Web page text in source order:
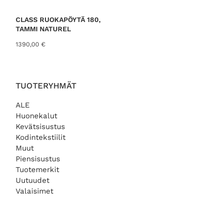
TUOTERYHMÄT
ALE
Huonekalut
Kevätsisustus
Kodintekstiilit
Muut
Piensisustus
Tuotemerkit
Uutuudet
Valaisimet
CLASS RUOKAPÖYTÄ 180,
TAMMI NATUREL
1390,00 €